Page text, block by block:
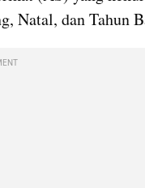
Natal, dan Tahun